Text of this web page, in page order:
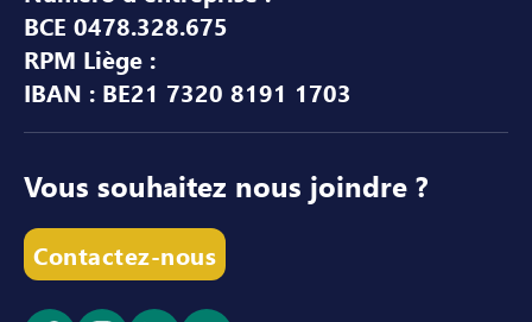
BCE 0478.328.675
RPM Liège :
IBAN : BE21 7320 8191 1703
Vous souhaitez nous joindre ?
Contactez-nous